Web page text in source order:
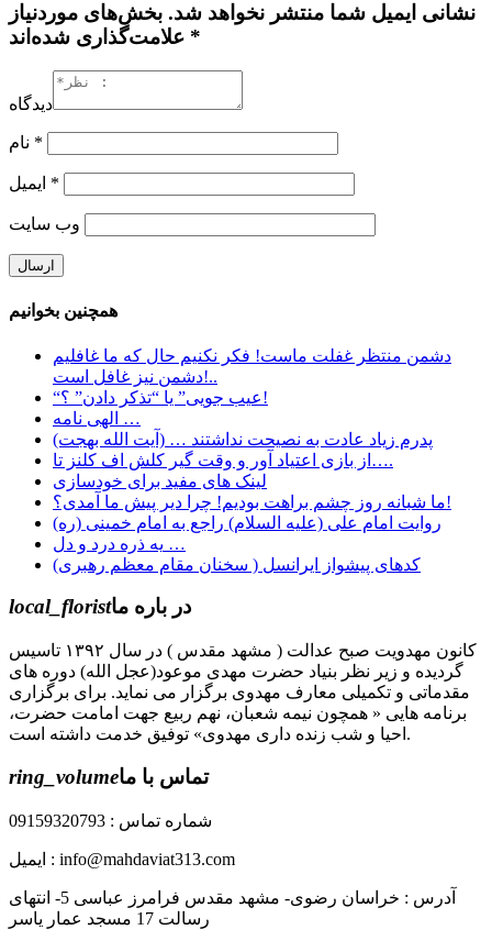
نشانی ایمیل شما منتشر نخواهد شد. بخش‌های موردنیاز
علامت‌گذاری شده‌اند *
دیدگاه
*
*
وب‌ سایت
همچنین بخوانیم
دشمن منتظر غفلت ماست! فکر نکنیم حال که ما غافلیم
دشمن نیز غافل است!..
“عیب جویی” یا “تذکر دادن” ؟!
الهی نامه …
پدرم زياد عادت به نصيحت نداشتند … (آيت الله بهجت)
از بازی اعتیاد آور و وقت گیر کلش اف کلنز تا….
لینک های مفید برای خودسازی
ما شبانه روز چشم براهت بودیم! چرا دیر پیش ما آمدی؟!
روایت امام علی (علیه السلام) راجع به امام خمینی (ره)
یه ذره درد و دل …
کدهای پيشواز ایرانسل ( سخنان مقام معظم رهبری)
local_floristدر باره ما
کانون مهدویت صبح عدالت ( مشهد مقدس ) در سال ۱۳۹۲ تاسیس
گردیده و زیر نظر بنیاد حضرت مهدی موعود(عجل الله) دوره های
مقدماتی و تکمیلی معارف مهدوی برگزار می نماید. برای برگزاری
برنامه هایی « همچون نیمه شعبان، نهم ربیع جهت امامت حضرت،
احیا و شب زنده داری مهدوی» توفیق خدمت داشته است.
ring_volumeتماس با ما
شماره تماس : 09159320793
ایمیل : info@mahdaviat313.com
آدرس : خراسان رضوی- مشهد مقدس فرامرز عباسی 5- انتهای
رسالت 17 مسجد عمار یاسر